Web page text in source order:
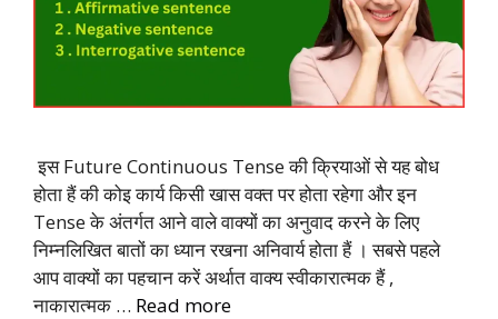
इस Future Continuous Tense की क्रियाओं से यह बोध
होता हैं की कोइ कार्य किसी खास वक्त पर होता रहेगा और इन
Tense के अंतर्गत आने वाले वाक्यों का अनुवाद करने के लिए
निम्नलिखित बातों का ध्यान रखना अनिवार्य होता हैं । सबसे पहले
आप वाक्यों का पहचान करें अर्थात वाक्य स्वीकारात्मक हैं ,
नाकारात्मक … Read more